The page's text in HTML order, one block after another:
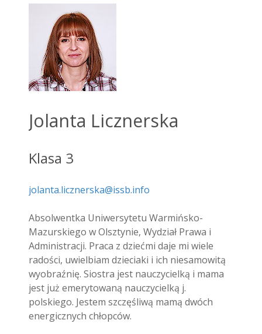
Jolanta Licznerska
Klasa 3
jolanta.licznerska@issb.info
Absolwentka Uniwersytetu Warmińsko-
Mazurskiego w Olsztynie, Wydział Prawa i
Administracji. Praca z dziećmi daje mi wiele
radości, uwielbiam dzieciaki i ich niesamowitą
wyobraźnię. Siostra jest nauczycielką i mama
jest już emerytowaną nauczycielką j.
polskiego. Jestem szczęśliwą mamą dwóch
energicznych chłopców.